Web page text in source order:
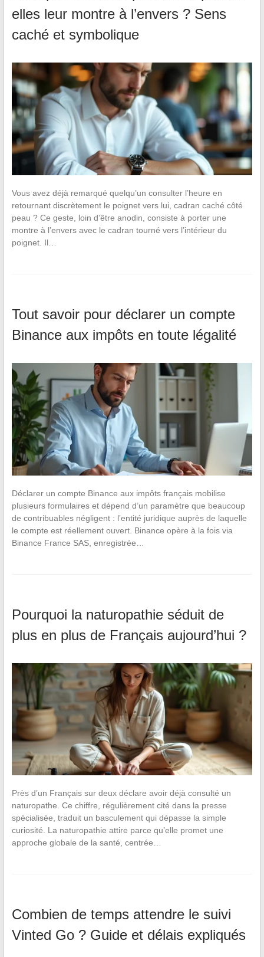
elles leur montre à l’envers ? Sens
caché et symbolique
Vous avez déjà remarqué quelqu’un consulter l’heure en
retournant discrètement le poignet vers lui, cadran caché côté
peau ? Ce geste, loin d’être anodin, consiste à porter une
montre à l’envers avec le cadran tourné vers l’intérieur du
poignet. Il…
Tout savoir pour déclarer un compte
Binance aux impôts en toute légalité
Déclarer un compte Binance aux impôts français mobilise
plusieurs formulaires et dépend d’un paramètre que beaucoup
de contribuables négligent : l’entité juridique auprès de laquelle
le compte est réellement ouvert. Binance opère à la fois via
Binance France SAS, enregistrée…
Pourquoi la naturopathie séduit de
plus en plus de Français aujourd’hui ?
Près d’un Français sur deux déclare avoir déjà consulté un
naturopathe. Ce chiffre, régulièrement cité dans la presse
spécialisée, traduit un basculement qui dépasse la simple
curiosité. La naturopathie attire parce qu’elle promet une
approche globale de la santé, centrée…
Combien de temps attendre le suivi
Vinted Go ? Guide et délais expliqués